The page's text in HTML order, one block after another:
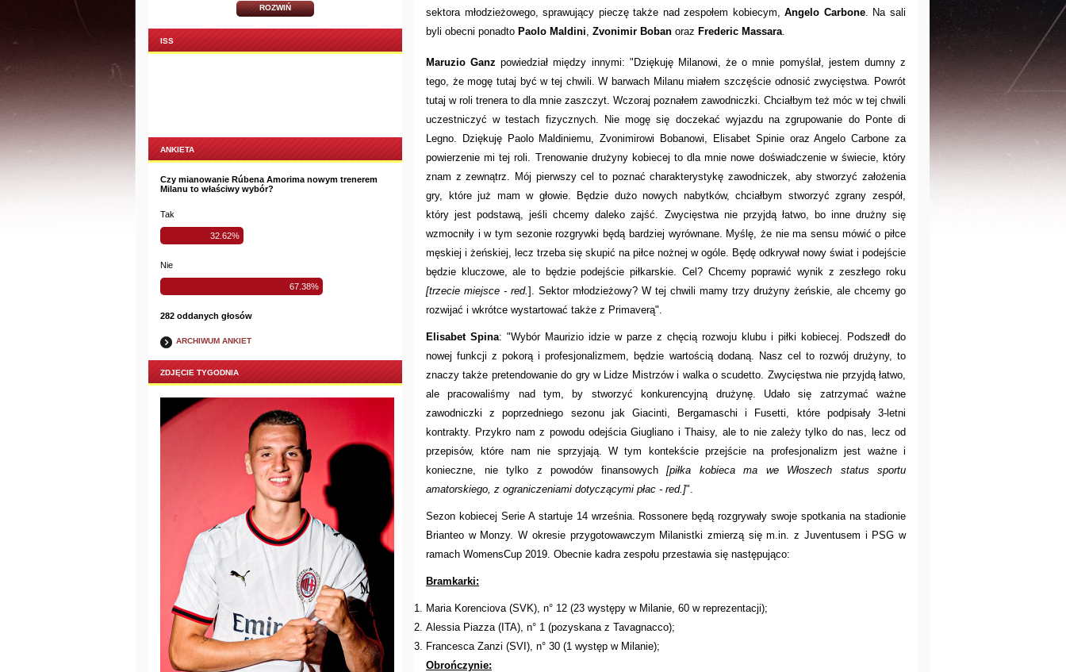
ROZWIŃ
ISS
ANKIETA
Czy mianowanie Rúbena Amorima nowym trenerem
Milanu to właściwy wybór?
Tak
32.62%
Nie
67.38%
282 oddanych głosów
ARCHIWUM ANKIET
ZDJĘCIE TYGODNIA
sektora młodzieżowego, sprawujący pieczę także nad zespołem kobiecym,Angelo Carbone. Na sali
byli obecni ponadto Paolo Maldini Zvonimir Boban oraz Frederic Massara
Maruzio Ganzpowiedział między innymi: "Dziękuję Milanowi, że o mnie pomyślał, jestem dumny z
tego, że mogę tutaj być w tej chwili. W barwach Milanu miałem szczęście odnosić zwycięstwa. Powrót
tutaj w roli trenera to dla mnie zaszczyt. Wczoraj poznałem zawodniczki. Chciałbym też móc w tej chwili
uczestniczyć w testach fizycznych. Nie mogę się doczekać wyjazdu na zgrupowanie do Ponte di
Legno. Dziękuję Paolo Maldiniemu, Zvonimirowi Bobanowi, Elisabet Spinie oraz Angelo Carbone za
powierzenie mi tej roli. Trenowanie drużyny kobiecej to dla mnie nowe doświadczenie w świecie, który
znam z zewnątrz. Mój pierwszy cel to poznać charakterystykę zawodniczek, aby stworzyć założenia
gry, które już mam w głowie. Będzie dużo nowych nabytków, chciałbym stworzyć zgrany zespół,
który jest podstawą, jeśli chcemy daleko zajść. Zwycięstwa nie przyjdą łatwo, bo inne drużny się
wzmocniły i w tym sezonie rozgrywki będą bardziej wyrównane. Myślę, że nie ma sensu mówić o piłce
męskiej i żeńskiej, lecz trzeba się skupić na piłce nożnej w ogóle. Będę odkrywał nowy świat i podejście
będzie kluczowe, ale to będzie podejście piłkarskie. Cel? Chcemy poprawić wynik z zeszłego roku
[trzecie miejsce - red. ]. Sektor młodzieżowy? W tej chwili mamy trzy drużyny żeńskie, ale chcemy go
rozwijać i wkrótce wystartować także z Primaverą".
Elisabet Spina: "Wybór Maurizio idzie w parze z chęcią rozwoju klubu i piłki kobiecej. Podszedł do
nowej funkcji z pokorą i profesjonalizmem, będzie wartością dodaną. Nasz cel to rozwój drużyny, to
znaczy także pretendowanie do gry w Lidze Mistrzów i walka o scudetto. Zwycięstwa nie przyjdą łatwo,
ale pracowaliśmy nad tym, by stworzyć konkurencyjną drużynę. Udało się zatrzymać ważne
zawodniczki z poprzedniego sezonu jak Giacinti, Bergamaschi i Fusetti, które podpisały 3-letni
kontrakty. Przykro nam z powodu odejścia Giugliano i Thaisy, ale to nie zależy tylko do nas, lecz od
przepisów, które nam nie sprzyjają. W tym kontekście przejście na profesjonalizm jest ważne i
konieczne, nie tylko z powodów finansowych [piłka kobieca ma we Włoszech status sportu
amatorskiego, z ograniczeniami dotyczącymi płac - red.]".
Sezon kobiecej Serie A startuje 14 września. Rossonere będą rozgrywały swoje spotkania na stadionie
Brianteo w Monzy. W okresie przygotowawczym Milanistki zmierzą się m.in. z Juventusem i PSG w
ramach WomensCup 2019. Obecnie kadra zespołu przestawia się następująco:
Bramkarki:
Maria Korenciova (SVK), n° 12 (23 występy w Milanie, 60 w reprezentacji);
Alessia Piazza (ITA), n° 1 (pozyskana z Tavagnacco);
Francesca Zanzi (SVI), n° 30 (1 występ w Milanie);
Obrończynie: